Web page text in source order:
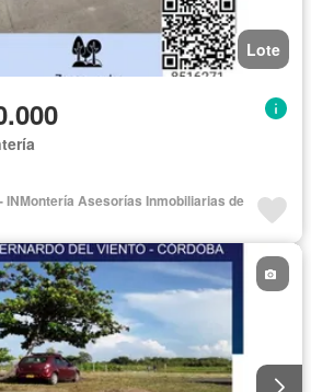
Lote
INMontería Asesorías Inmobiliarias de